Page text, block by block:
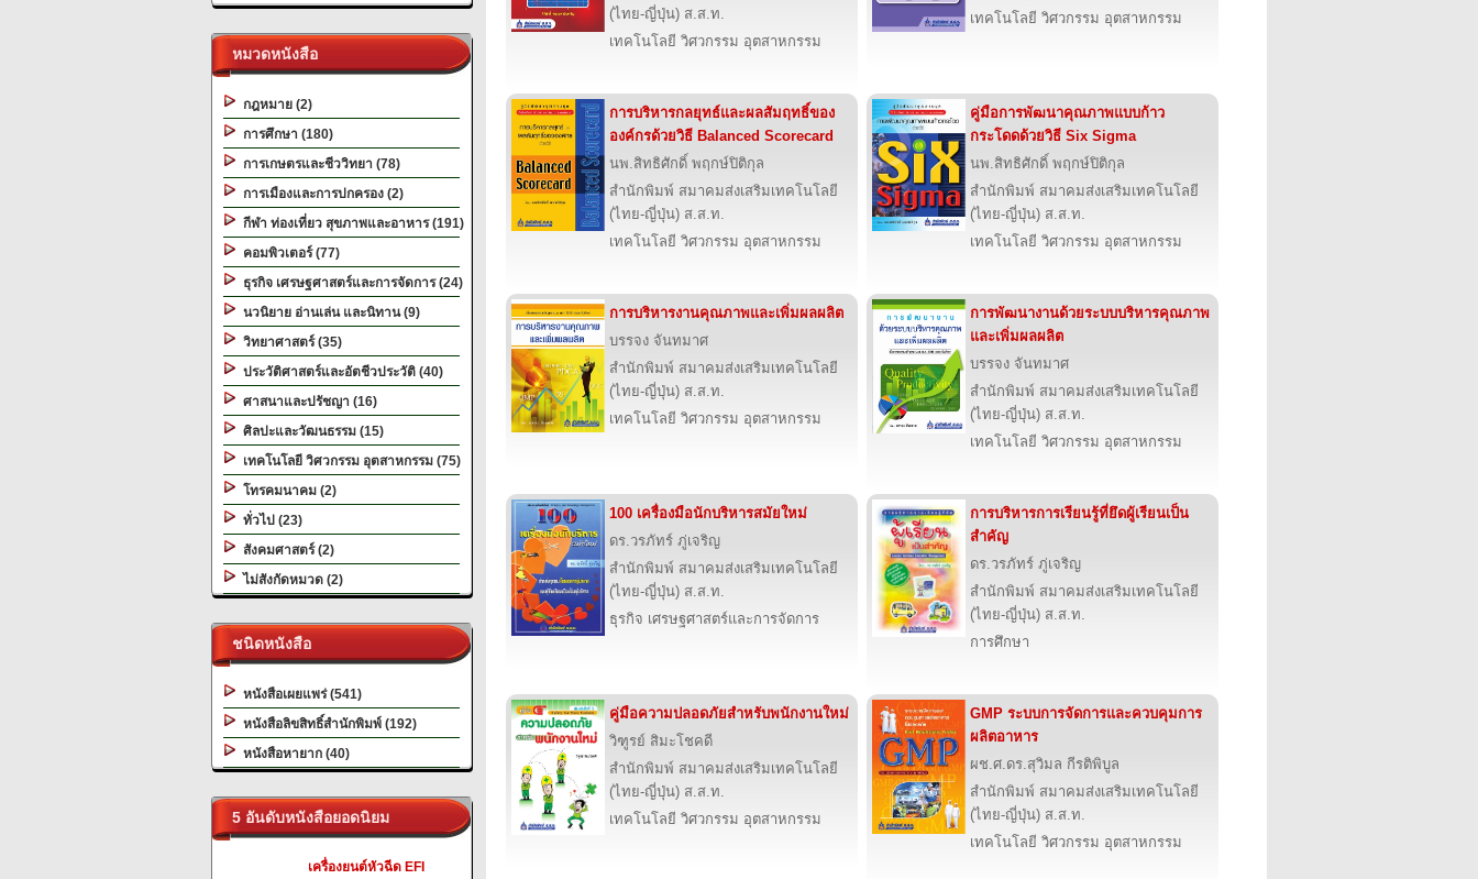
หมวดหนังสือ
กฎหมาย (2)
การศึกษา (180)
การเกษตรและชีววิทยา (78)
การเมืองและการปกครอง (2)
กีฬา ท่องเที่ยว สุขภาพและอาหาร (191)
คอมพิวเตอร์ (77)
ธุรกิจ เศรษฐศาสตร์และการจัดการ (24)
นวนิยาย อ่านเล่น และนิทาน (9)
วิทยาศาสตร์ (35)
ประวัติศาสตร์และอัตชีวประวัติ (40)
ศาสนาและปรัชญา (16)
ศิลปะและวัฒนธรรม (15)
เทคโนโลยี วิศวกรรม อุตสาหกรรม (75)
โทรคมนาคม (2)
ทั่วไป (23)
สังคมศาสตร์ (2)
ไม่สังกัดหมวด (2)
ชนิดหนังสือ
หนังสือเผยแพร่ (541)
หนังสือลิขสิทธิ์สำนักพิมพ์ (192)
หนังสือหายาก (40)
5 อันดับหนังสือยอดนิยม
เครื่องยนต์หัวฉีด EFI
(ไทย-ญี่ปุ่น) ส.ส.ท.
เทคโนโลยี วิศวกรรม อุตสาหกรรม
เทคโนโลยี วิศวกรรม อุตสาหกรรม
การบริหารกลยุทธ์และผลสัมฤทธิ์ของ
องค์กรด้วยวิธี Balanced Scorecard
นพ.สิทธิศักดิ์ พฤกษ์ปิติกุล
สำนักพิมพ์ สมาคมส่งเสริมเทคโนโลยี
(ไทย-ญี่ปุ่น) ส.ส.ท.
เทคโนโลยี วิศวกรรม อุตสาหกรรม
คู่มือการพัฒนาคุณภาพแบบก้าว
กระโดดด้วยวิธี Six Sigma
นพ.สิทธิศักดิ์ พฤกษ์ปิติกุล
สำนักพิมพ์ สมาคมส่งเสริมเทคโนโลยี
(ไทย-ญี่ปุ่น) ส.ส.ท.
เทคโนโลยี วิศวกรรม อุตสาหกรรม
การบริหารงานคุณภาพและเพิ่มผลผลิต
บรรจง จันทมาศ
สำนักพิมพ์ สมาคมส่งเสริมเทคโนโลยี
(ไทย-ญี่ปุ่น) ส.ส.ท.
เทคโนโลยี วิศวกรรม อุตสาหกรรม
การพัฒนางานด้วยระบบบริหารคุณภาพ
และเพิ่มผลผลิต
บรรจง จันทมาศ
สำนักพิมพ์ สมาคมส่งเสริมเทคโนโลยี
(ไทย-ญี่ปุ่น) ส.ส.ท.
เทคโนโลยี วิศวกรรม อุตสาหกรรม
100 เครื่องมือนักบริหารสมัยใหม่
ดร.วรภัทร์ ภู่เจริญ
สำนักพิมพ์ สมาคมส่งเสริมเทคโนโลยี
(ไทย-ญี่ปุ่น) ส.ส.ท.
ธุรกิจ เศรษฐศาสตร์และการจัดการ
การบริหารการเรียนรู้ที่ยึดผู้เรียนเป็น
สำคัญ
ดร.วรภัทร์ ภู่เจริญ
สำนักพิมพ์ สมาคมส่งเสริมเทคโนโลยี
(ไทย-ญี่ปุ่น) ส.ส.ท.
การศึกษา
คู่มือความปลอดภัยสำหรับพนักงานใหม่
วิฑูรย์ สิมะโชคดี
สำนักพิมพ์ สมาคมส่งเสริมเทคโนโลยี
(ไทย-ญี่ปุ่น) ส.ส.ท.
เทคโนโลยี วิศวกรรม อุตสาหกรรม
GMP ระบบการจัดการและควบคุมการ
ผลิตอาหาร
ผช.ศ.ดร.สุวิมล กีรติพิบูล
สำนักพิมพ์ สมาคมส่งเสริมเทคโนโลยี
(ไทย-ญี่ปุ่น) ส.ส.ท.
เทคโนโลยี วิศวกรรม อุตสาหกรรม